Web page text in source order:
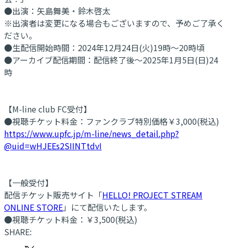
●出演：矢島舞美・鈴木啓太
※出演者は変更になる場合もございますので、予めご了承く
ださい。
●生配信開始時間：2024年12月24日(火)19時～20時頃
●アーカイブ配信期間：配信終了後～2025年1月5日(日)24
時
【M-line club FC受付】
●視聴チケット料金：ファンクラブ特別価格￥3,000(税込)
https://www.upfc.jp/m-line/news_detail.php?
@uid=wHJEEs2SIINTtdvI
【一般受付】
配信チケット販売サイト「HELLO! PROJECT STREAM
ONLINE STORE」にて配信いたします。
●視聴チケット料金：￥3,500(税込)
SHARE: